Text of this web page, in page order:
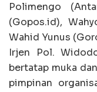
Polimengo
(Gopos.id),
Wahid Yunus
Irjen Pol.
bertatap muka
pimpinan